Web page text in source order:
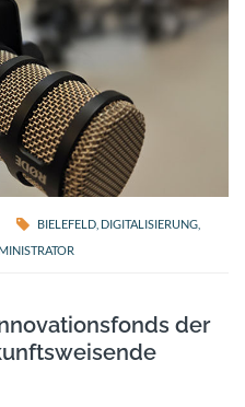
BIELEFELD DIGITALISIERUNG
der